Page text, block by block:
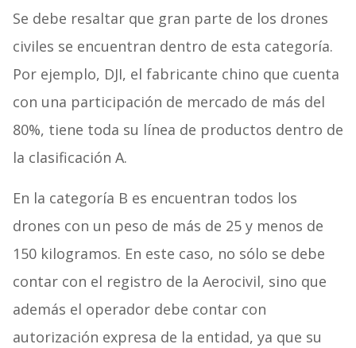
Se debe resaltar que gran parte de los drones
civiles se encuentran dentro de esta categoría.
Por ejemplo, DJI, el fabricante chino que cuenta
con una participación de mercado de más del
80%, tiene toda su línea de productos dentro de
la clasificación A.
En la categoría B es encuentran todos los
drones con un peso de más de 25 y menos de
150 kilogramos. En este caso, no sólo se debe
contar con el registro de la Aerocivil, sino que
además el operador debe contar con
autorización expresa de la entidad, ya que su